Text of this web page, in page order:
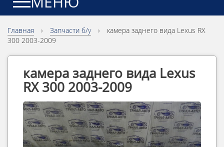
Главная › Запчасти б/у ›
камера заднего вида Lexus RX
300 2003-2009
камера заднего вида Lexus
RX 300 2003-2009